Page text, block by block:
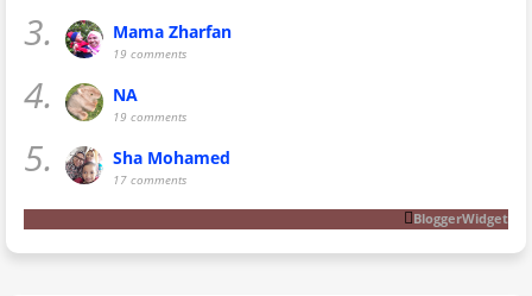
3. Mama Zharfan
19 comments
4. NA
19 comments
5. Sha Mohamed
17 comments
BloggerWidget